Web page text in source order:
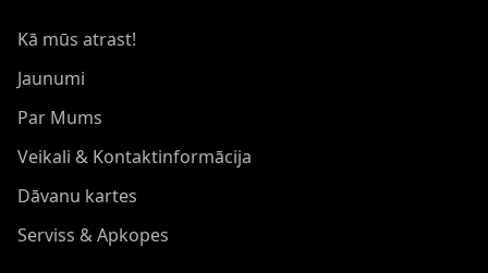
Kā mūs atrast!
Jaunumi
Par Mums
Veikali & Kontaktinformācija
Dāvanu kartes
Serviss & Apkopes